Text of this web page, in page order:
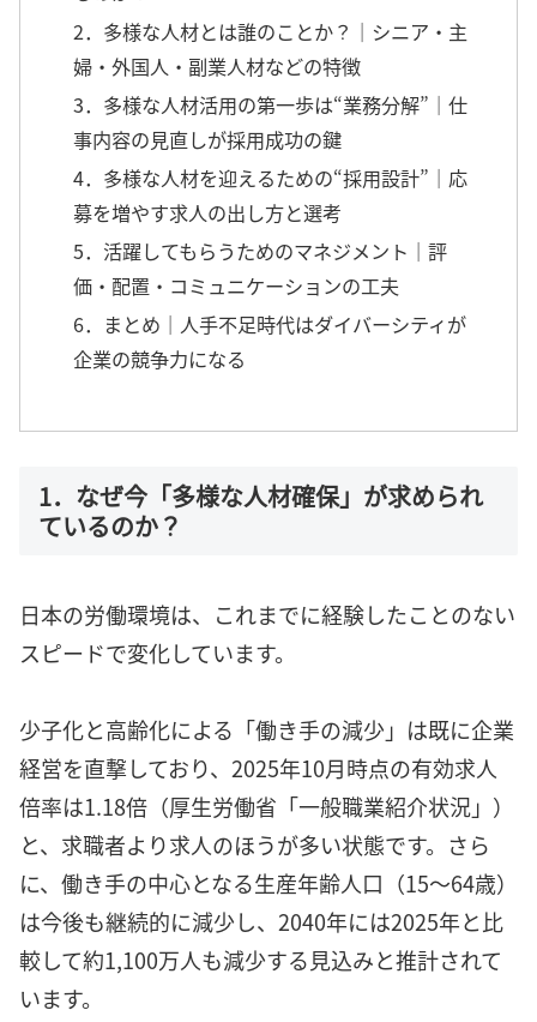
2．多様な人材とは誰のことか？｜シニア・主
婦・外国人・副業人材などの特徴
3．多様な人材活用の第一歩は“業務分解”｜仕
事内容の見直しが採用成功の鍵
4．多様な人材を迎えるための“採用設計”｜応
募を増やす求人の出し方と選考
5．活躍してもらうためのマネジメント｜評
価・配置・コミュニケーションの工夫
6．まとめ｜人手不足時代はダイバーシティが
企業の競争力になる
1．なぜ今「多様な人材確保」が求められ
ているのか？
日本の労働環境は、これまでに経験したことのない
スピードで変化しています。
少子化と高齢化による「働き手の減少」は既に企業
経営を直撃しており、2025年10月時点の有効求人
倍率は1.18倍（厚生労働省「一般職業紹介状況」）
と、求職者より求人のほうが多い状態です。さら
に、働き手の中心となる生産年齢人口（15〜64歳）
は今後も継続的に減少し、2040年には2025年と比
較して約1,100万人も減少する見込みと推計されて
います。